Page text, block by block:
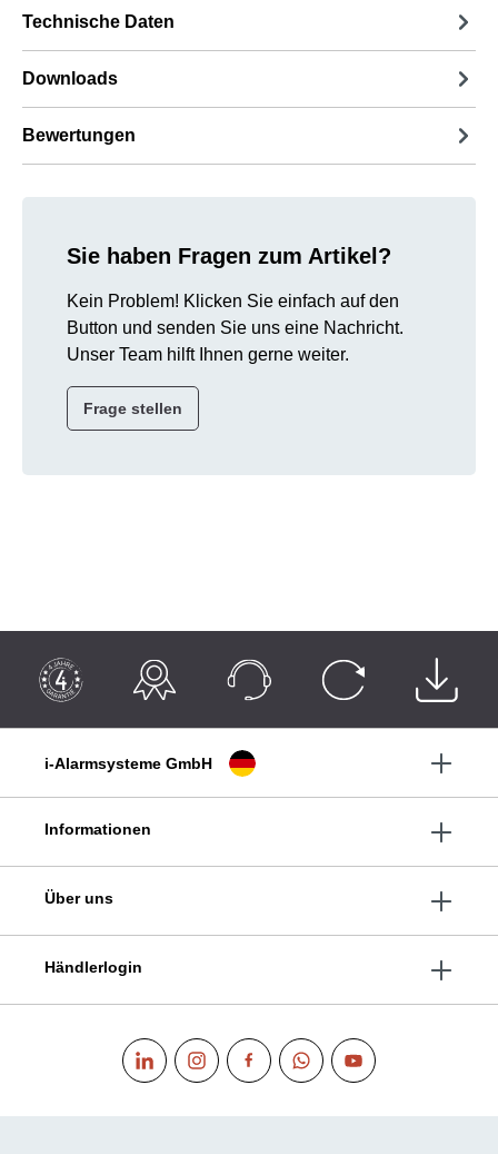
Technische Daten
Downloads
Bewertungen
Sie haben Fragen zum Artikel?
Kein Problem! Klicken Sie einfach auf den
Button und senden Sie uns eine Nachricht.
Unser Team hilft Ihnen gerne weiter.
Frage stellen
i-Alarmsysteme GmbH
Informationen
Über uns
Händlerlogin